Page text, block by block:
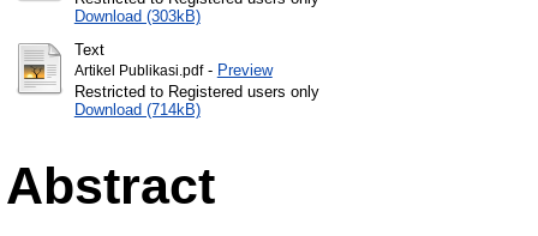
Download (303kB)
Text
Artikel Publikasi.pdf- Preview
Restricted to Registered users only
Download (714kB)
Abstract